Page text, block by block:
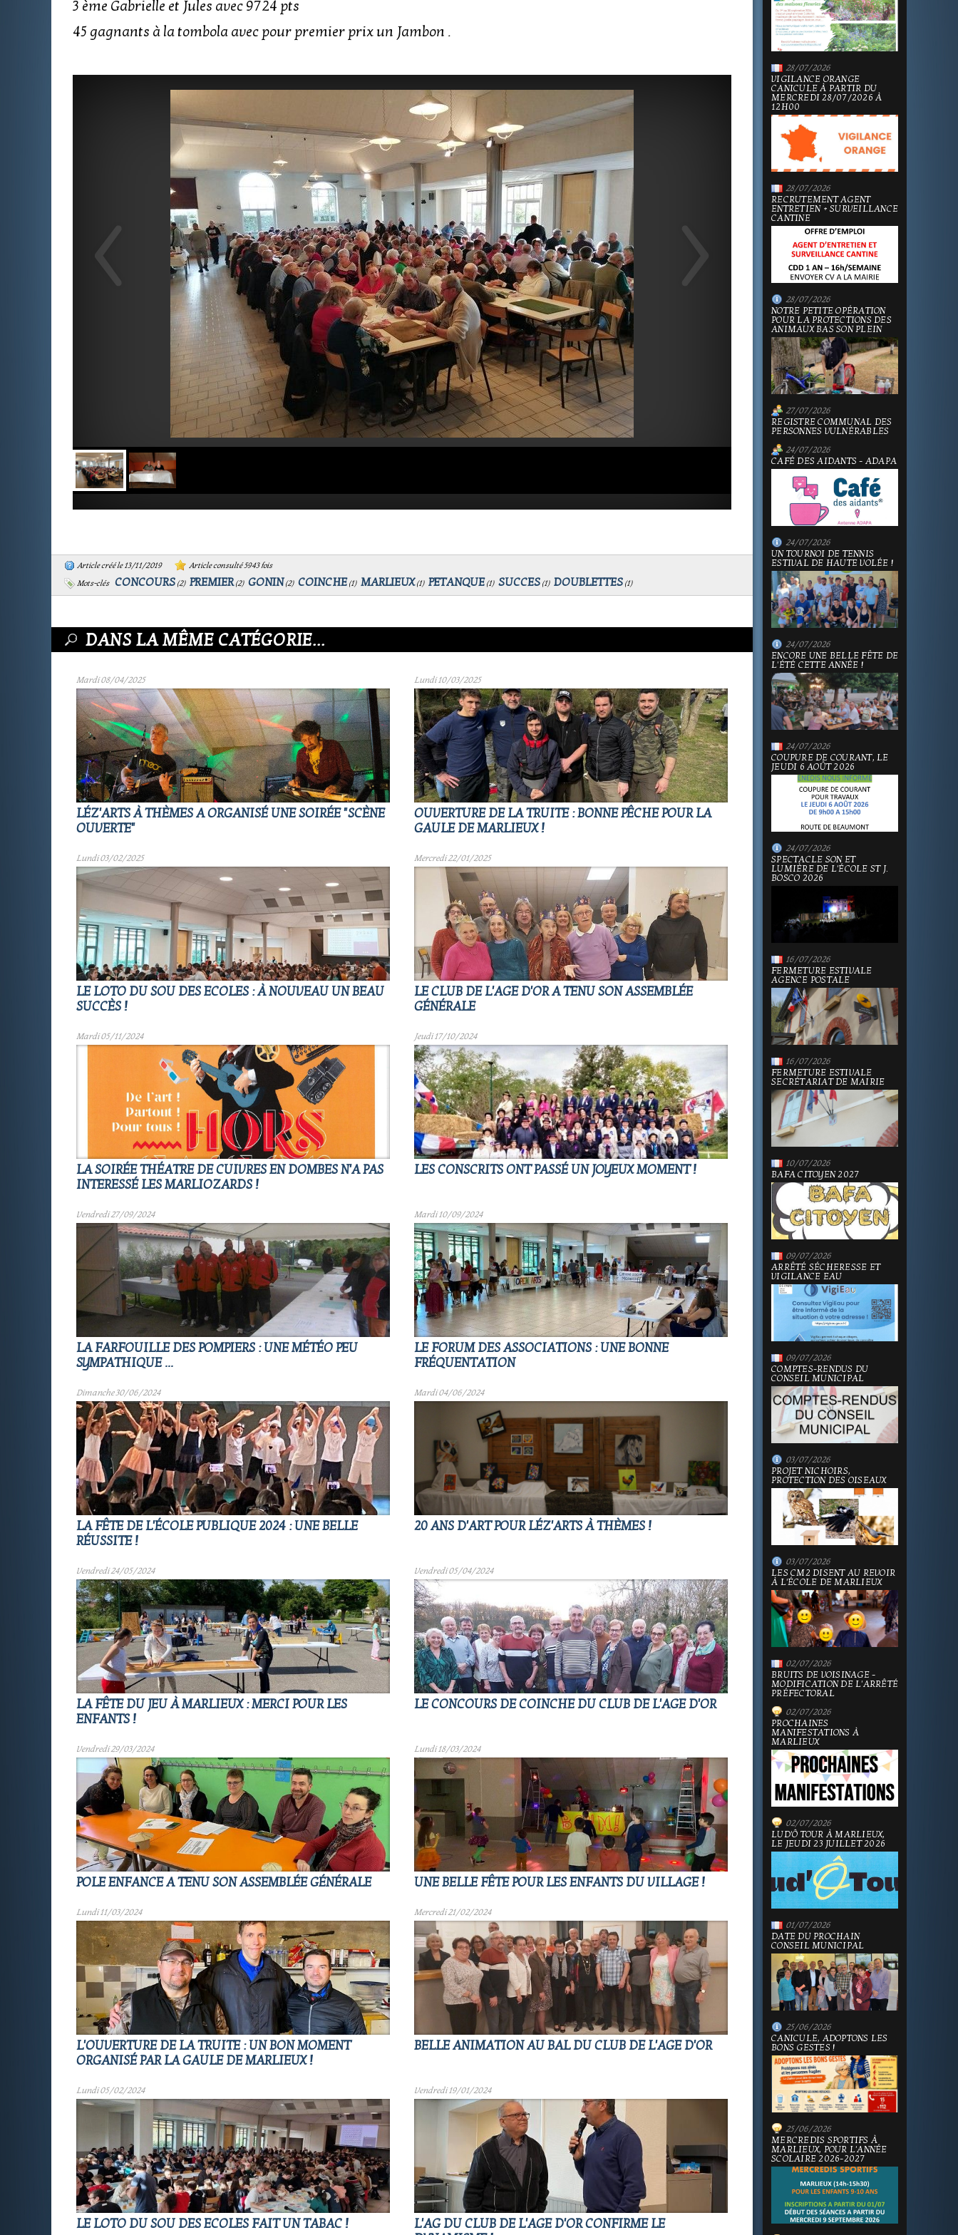
3 ème Gabrielle et Jules avec 9724 pts
45 gagnants à la tombola avec pour premier prix un Jambon .
Article créé le 13/11/2019
Article consulté 5943 fois
Mots-clés
CONCOURS (2) PREMIER(2) GONIN (2) COINCHE (1) MARLIEUX(1) PETANQUE (1) SUCCES (1) DOUBLETTES (1)
DANS LA MÊME CATÉGORIE...
Mardi 08/04/2025
LÉZ'ARTS À THÈMES A ORGANISÉ UNE SOIRÉE "SCÈNE
OUVERTE"
Lundi 10/03/2025
OUVERTURE DE LA TRUITE : BONNE PÊCHE POUR LA
GAULE DE MARLIEUX !
Lundi 03/02/2025
LE LOTO DU SOU DES ECOLES : À NOUVEAU UN BEAU
SUCCÈS !
Mercredi 22/01/2025
LE CLUB DE L'AGE D'OR A TENU SON ASSEMBLÉE
GÉNÉRALE
Mardi 05/11/2024
LA SOIRÉE THÉATRE DE CUIVRES EN DOMBES N'A PAS
INTERESSÉ LES MARLIOZARDS !
Jeudi 17/10/2024
LES CONSCRITS ONT PASSÉ UN JOYEUX MOMENT !
Vendredi 27/09/2024
LA FARFOUILLE DES POMPIERS : UNE MÉTÉO PEU
SYMPATHIQUE ...
Mardi 10/09/2024
LE FORUM DES ASSOCIATIONS : UNE BONNE
FRÉQUENTATION
Dimanche 30/06/2024
LA FÊTE DE L'ÉCOLE PUBLIQUE 2024 : UNE BELLE
RÉUSSITE !
Mardi 04/06/2024
20 ANS D'ART POUR LÉZ'ARTS À THÈMES !
Vendredi 24/05/2024
LA FÊTE DU JEU À MARLIEUX : MERCI POUR LES
ENFANTS !
Vendredi 05/04/2024
LE CONCOURS DE COINCHE DU CLUB DE L'AGE D'OR
Vendredi 29/03/2024
POLE ENFANCE A TENU SON ASSEMBLÉE GÉNÉRALE
Lundi 18/03/2024
UNE BELLE FÊTE POUR LES ENFANTS DU VILLAGE !
Lundi 11/03/2024
L'OUVERTURE DE LA TRUITE : UN BON MOMENT
ORGANISÉ PAR LA GAULE DE MARLIEUX !
Mercredi 21/02/2024
BELLE ANIMATION AU BAL DU CLUB DE L'AGE D'OR
Lundi 05/02/2024
LE LOTO DU SOU DES ECOLES FAIT UN TABAC !
Vendredi 19/01/2024
L'AG DU CLUB DE L'AGE D'OR CONFIRME LE
28/07/2026
VIGILANCE ORANGE
CANICULE À PARTIR DU
MERCREDI 28/07/2026 À
12H00
28/07/2026
RECRUTEMENT AGENT
ENTRETIEN + SURVEILLANCE
CANTINE
28/07/2026
NOTRE PETITE OPÉRATION
POUR LA PROTECTIONS DES
ANIMAUX BAS SON PLEIN
27/07/2026
REGISTRE COMMUNAL DES
PERSONNES VULNÉRABLES
24/07/2026
CAFÉ DES AIDANTS - ADAPA
24/07/2026
UN TOURNOI DE TENNIS
ESTIVAL DE HAUTE VOLÉE !
24/07/2026
ENCORE UNE BELLE FÊTE DE
L'ÉTÉ CETTE ANNÉE !
24/07/2026
COUPURE DE COURANT, LE
JEUDI 6 AOÛT 2026
24/07/2026
SPECTACLE SON ET
LUMIÈRE DE L'ÉCOLE ST J.
BOSCO 2026
16/07/2026
FERMETURE ESTIVALE
AGENCE POSTALE
16/07/2026
FERMETURE ESTIVALE
SECRÉTARIAT DE MAIRIE
10/07/2026
BAFA CITOYEN 2027
09/07/2026
ARRÊTÉ SÉCHERESSE ET
VIGILANCE EAU
09/07/2026
COMPTES-RENDUS DU
CONSEIL MUNICIPAL
03/07/2026
PROJET NICHOIRS,
PROTECTION DES OISEAUX
03/07/2026
LES CM2 DISENT AU REVOIR
À L'ÉCOLE DE MARLIEUX
02/07/2026
BRUITS DE VOISINAGE -
MODIFICATION DE L'ARRÊTÉ
PRÉFECTORAL
02/07/2026
PROCHAINES
MANIFESTATIONS À
MARLIEUX
02/07/2026
LUD'Ô TOUR À MARLIEUX,
LE JEUDI 23 JUILLET 2026
01/07/2026
DATE DU PROCHAIN
CONSEIL MUNICIPAL
25/06/2026
CANICULE, ADOPTONS LES
BONS GESTES !
25/06/2026
MERCREDIS SPORTIFS À
MARLIEUX, POUR L'ANNÉE
SCOLAIRE 2026-2027